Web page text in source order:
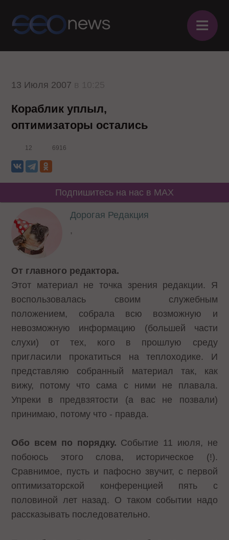
≡
13 Июля 2007
Кораблик уплыл,
оптимизаторы остались
12 6916
Подпишитесь на нас в MAX
Дорогая Редакция
,
От главного редактора.
Этот материал не точка зрения редакции. Я
воспользовалась своим служебным
положением, собрала всю возможную и
невозможную информацию (большей части
слухи) от тех, кого в прошлую среду
пригласили прокатиться на теплоходике. И
представляю собранный материал так, как
вижу, потому что сама с ними не плавала.
Упреки в предвзятости (а вас не позвали)
принимаю, потому что - правда.
Обо всем по порядку. Событие 11 июля, не
побоюсь этого слова, историческое (!).
Сравнимое, пусть и пафосно звучит, с первой
оптимизаторской конференцией пять с
половиной лет назад. О таком событии надо
рассказывать последовательно.